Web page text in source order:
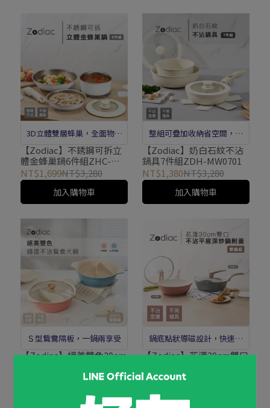
3D立體雙層蜂巢，全面物理
不沾效果
【Zodiac】不銹鋼可拆立
體金蜂巢鍋6件組ZHC-
DC0601
NT$1,699NT$3,280
加入購物車
整組可疊加收納省空間，滿
足家庭、露營需求，內含3
種鍋型，多用途使用
【Zodiac】奶白石紋不沾
鍋具7件組ZDH-MW0701
NT$1,380NT$3,280
加入購物車
Ｓ型鴛鴦隔板，一鍋兩享受
【Zodiac】絕美雙色30cm
NT$2,580
加入購物車
鍋底點狀導磁設計，快速導
熱不挑爐具
【Zodiac】花漾30cm雙口
組)-兩色可選
NT$1,200NT$2,680
加入購物車